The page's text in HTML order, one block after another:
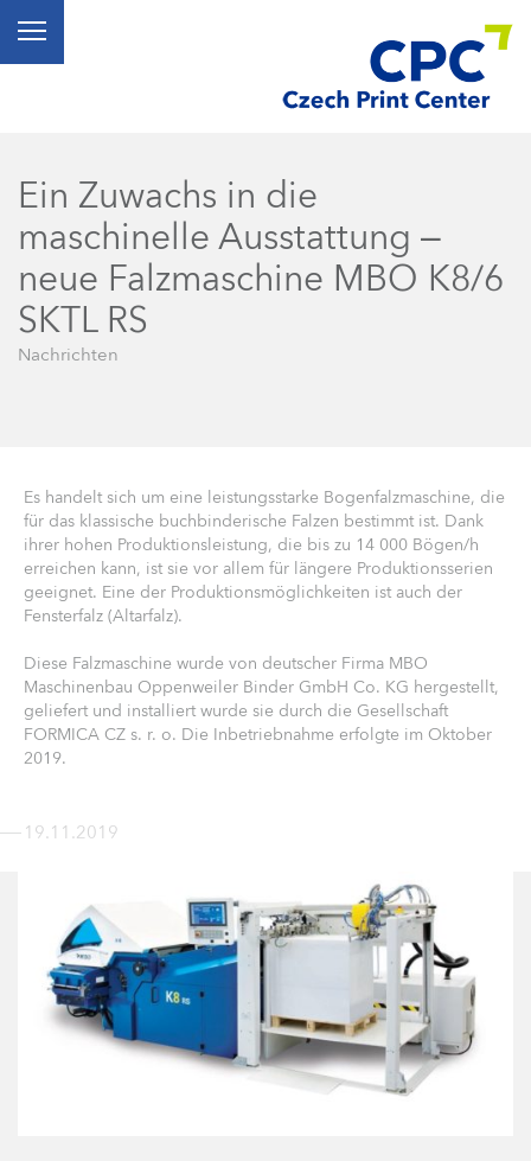
Ein Zuwachs in die
maschinelle Ausstattung –
neue Falzmaschine MBO K8/6
SKTL RS
Nachrichten
Es handelt sich um eine leistungsstarke Bogenfalzmaschine, die
für das klassische buchbinderische Falzen bestimmt ist. Dank
ihrer hohen Produktionsleistung, die bis zu 14 000 Bögen/h
erreichen kann, ist sie vor allem für längere Produktionsserien
geeignet. Eine der Produktionsmöglichkeiten ist auch der
Fensterfalz (Altarfalz).
Diese Falzmaschine wurde von deutscher Firma MBO
Maschinenbau Oppenweiler Binder GmbH Co. KG hergestellt,
geliefert und installiert wurde sie durch die Gesellschaft
FORMICA CZ s. r. o. Die Inbetriebnahme erfolgte im Oktober
2019.
19.11.2019